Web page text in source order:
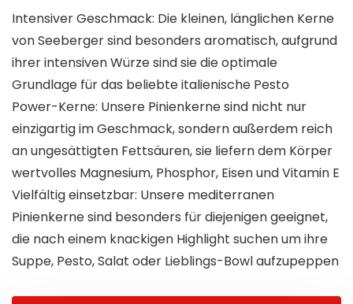
Intensiver Geschmack: Die kleinen, länglichen Kerne
von Seeberger sind besonders aromatisch, aufgrund
ihrer intensiven Würze sind sie die optimale
Grundlage für das beliebte italienische Pesto
Power-Kerne: Unsere Pinienkerne sind nicht nur
einzigartig im Geschmack, sondern außerdem reich
an ungesättigten Fettsäuren, sie liefern dem Körper
wertvolles Magnesium, Phosphor, Eisen und Vitamin E
Vielfältig einsetzbar: Unsere mediterranen
Pinienkerne sind besonders für diejenigen geeignet,
die nach einem knackigen Highlight suchen um ihre
Suppe, Pesto, Salat oder Lieblings-Bowl aufzupeppen